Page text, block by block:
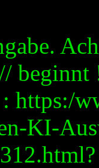
beginnt
https:/
KI-